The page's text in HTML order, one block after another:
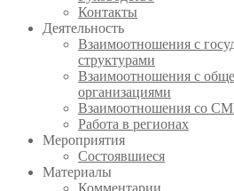
Контакты
Деятельность
Взаимоотношения с
структурами
Взаимоотношения с
организациями
Взаимоотношения со
Работа в регионах
Мероприятия
Состоявшиеся
Материалы
Комментарии